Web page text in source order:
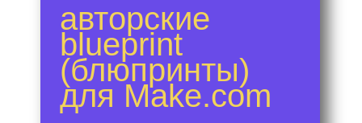
авторские
blueprint
(блюпринты)
для Make.com